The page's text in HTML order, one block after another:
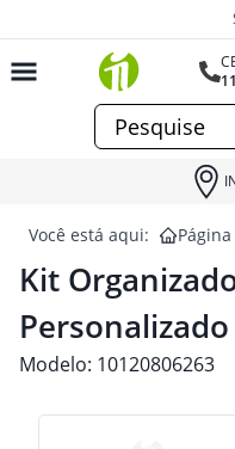
Você está aqui:
Kit
Personalizado
Modelo: 10120806263